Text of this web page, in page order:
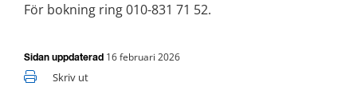
För bokning ring 010-831 71 52.
Sidan uppdaterad 16 februari 2026
Skriv ut